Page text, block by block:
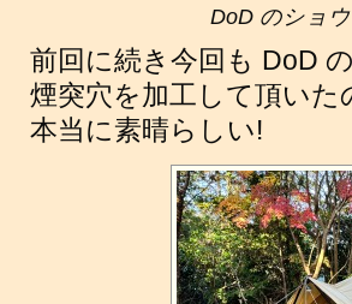
DoD のショ
前回に続き今回も DoD
煙突穴を加工して頂い
本当に素晴らしい!